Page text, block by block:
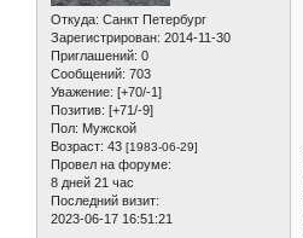
Откуда: Санкт Петербург
Зарегистрирован: 2014-11-30
Приглашений: 0
Сообщений: 703
Уважение: [+70/-1]
Позитив: [+71/-9]
Пол: Мужской
Возраст: 43 [1983-06-29]
Провел на форуме:
8 дней 21 час
Последний визит:
2023-06-17 16:51:21